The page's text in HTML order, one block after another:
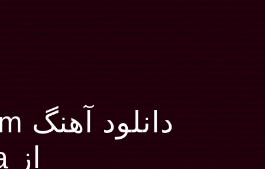
دانلود آهنگ Click Click Boom
از Saliva